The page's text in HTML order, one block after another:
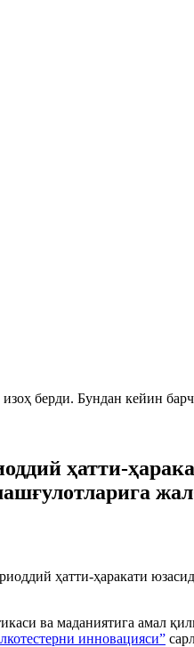
ҳатти-
ҳатти-ҳаракати
ва маданиятига амал
инновацияси”